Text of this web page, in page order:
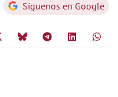
Síguenos en Google